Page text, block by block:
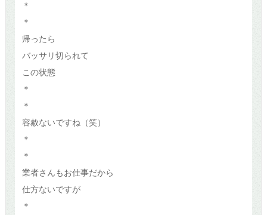
＊
＊
帰ったら
バッサリ切られて
この状態
＊
＊
容赦ないですね（笑）
＊
＊
業者さんもお仕事だから
仕方ないですが
＊